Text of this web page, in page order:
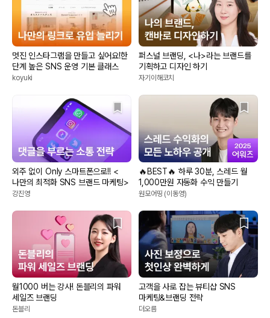
멋진 인스타그램을 만들고 싶어요!한
단계 높은 SNS 운영 기본 클래스
koyuki
퍼스널 브랜딩, <나>라는 브랜드를
기획하고 디자인 하기
자기이해코치
외주 없이 Only 스마트폰으로!! <
나만의 최적화 SNS 브랜드 마케팅>
강진영
🔥BEST🔥 하루 30분, 스레드 월
1,000만원 자동화 수익 만들기
원모어띵 (이동영)
월1000 버는 강사! 돈블리의 파워
세일즈 브랜딩
돈블리
고객을 사로 잡는 뷰티샵 SNS
마케팅&브랜딩 전략
더오름